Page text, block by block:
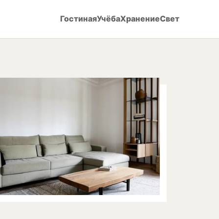
ГостинаяУчёбаХранениеСвет